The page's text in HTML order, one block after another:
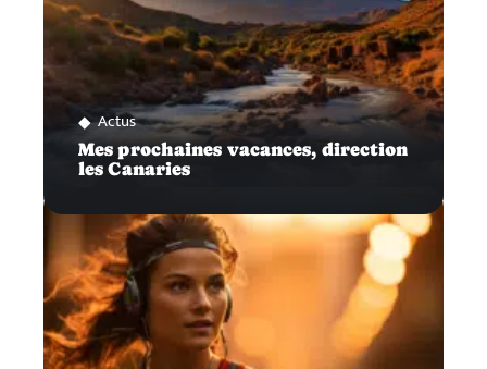
Actus
Mes prochaines vacances, direction
les Canaries